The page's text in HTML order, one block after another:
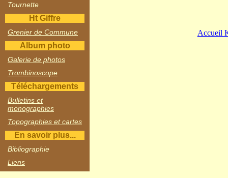
Tournette
Ht Giffre
Grenier de Commune
Album photo
Galerie de photos
Trombinoscope
Téléchargements
Bulletins et
monographies
Topographies et cartes
En savoir plus...
Bibliographie
Liens
Accueil